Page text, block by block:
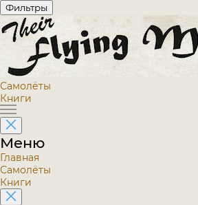
Фильтры
Самолёты
Книги
Меню
Главная
Самолёты
Книги